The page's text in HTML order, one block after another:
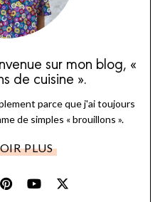
sur mon blog, «
de cuisine ».
parce que j'ai toujours
de simples « brouillons ».
PLUS